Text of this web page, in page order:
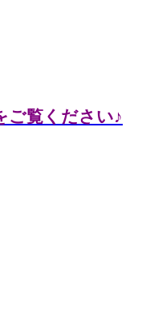
ご覧ください♪